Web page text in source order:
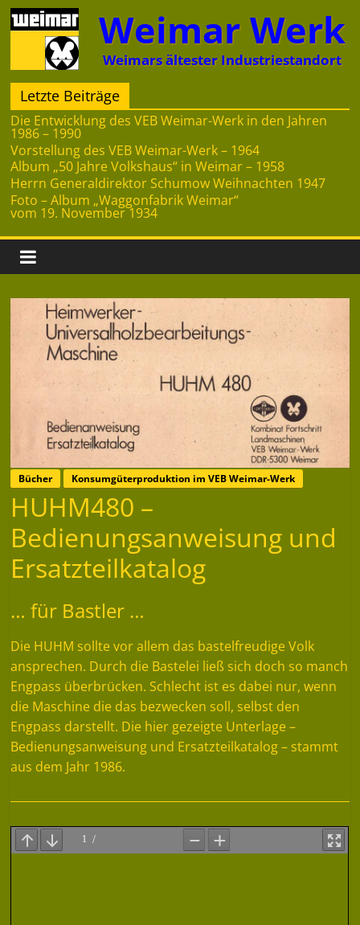
Zum
Inhalt
springen
Weimar Werk
Weimars ältester Industriestandort
Letzte Beiträge
Die Entwicklung des VEB Weimar-Werk in den Jahren
1986 – 1990
Vorstellung des VEB Weimar-Werk – 1964
Album „50 Jahre Volkshaus“ in Weimar – 1958
Herrn Generaldirektor Schumow Weihnachten 1947
Foto – Album „Waggonfabrik Weimar“
vom 19. November 1934
Bücher Konsumgüterproduktion im VEB Weimar-Werk
HUHM480 –
Bedienungsanweisung und
Ersatzteilkatalog
… für Bastler …
Die HUHM sollte vor allem das bastelfreudige Volk
ansprechen. Durch die Bastelei ließ sich doch so manch
Engpass überbrücken. Schlecht ist es dabei nur, wenn
die Maschine die das bezwecken soll, selbst den
Engpass darstellt. Die hier gezeigte Unterlage –
Bedienungsanweisung und Ersatzteilkatalog – stammt
aus dem Jahr 1986.